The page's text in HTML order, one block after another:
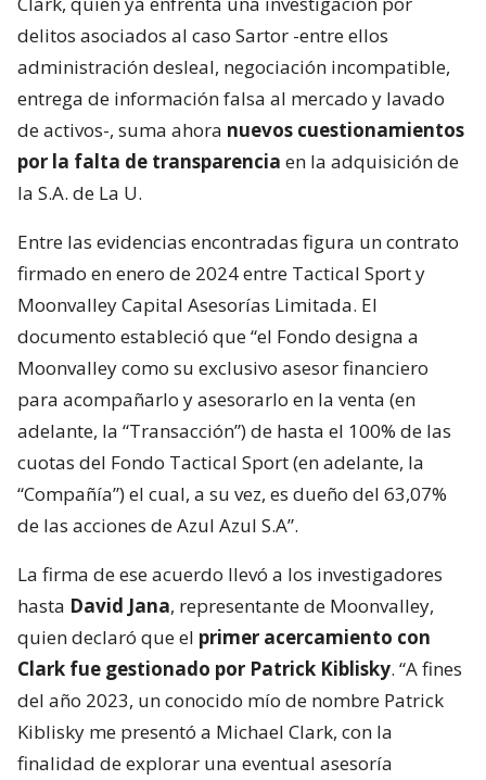
delitos asociados al caso Sartor -entre ellos
administración desleal, negociación incompatible,
entrega de información falsa al mercado y lavado
de activos-, suma ahora nuevos cuestionamientos
por la falta de transparencia en la adquisición de
la S.A. de La U.
Entre las evidencias encontradas figura un contrato
firmado en enero de 2024 entre Tactical Sport y
Moonvalley Capital Asesorías Limitada. El
documento estableció que “el Fondo designa a
Moonvalley como su exclusivo asesor financiero
para acompañarlo y asesorarlo en la venta (en
adelante, la “Transacción”) de hasta el 100% de las
cuotas del Fondo Tactical Sport (en adelante, la
“Compañía”) el cual, a su vez, es dueño del 63,07%
de las acciones de Azul Azul S.A”.
La firma de ese acuerdo llevó a los investigadores
hasta David Jana, representante de Moonvalley,
quien declaró que el primer acercamiento con
Clark fue gestionado por Patrick Kiblisky. “A fines
del año 2023, un conocido mío de nombre Patrick
Kiblisky me presentó a Michael Clark, con la
finalidad de explorar una eventual asesoría